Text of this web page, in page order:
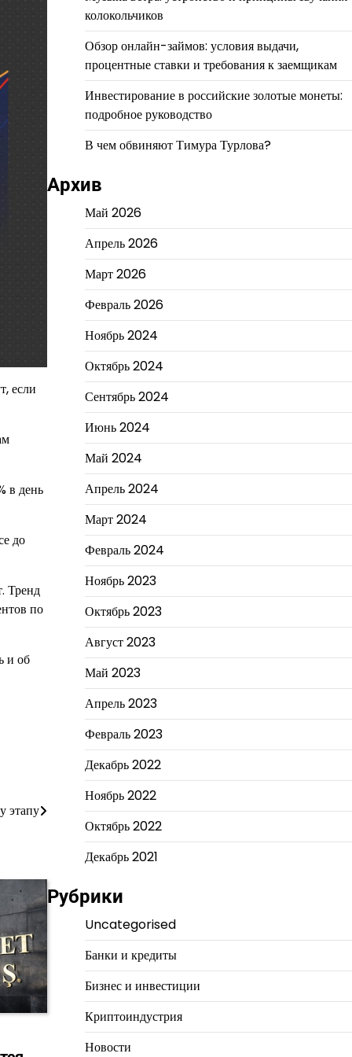
если
в день
до
Тренд
по
и об
этапу
колокольчиков
Обзор онлайн-займов: условия выдачи,
процентные ставки и требования к заемщикам
Инвестирование в российские золотые монеты:
подробное руководство
В чем обвиняют Тимура Турлова?
Архив
Май 2026
Апрель 2026
Март 2026
Февраль 2026
Ноябрь 2024
Октябрь 2024
Сентябрь 2024
Июнь 2024
Май 2024
Апрель 2024
Март 2024
Февраль 2024
Ноябрь 2023
Октябрь 2023
Август 2023
Май 2023
Апрель 2023
Февраль 2023
Декабрь 2022
Ноябрь 2022
Октябрь 2022
Декабрь 2021
Рубрики
Uncategorised
Банки и кредиты
Бизнес и инвестиции
Криптоиндустрия
Новости